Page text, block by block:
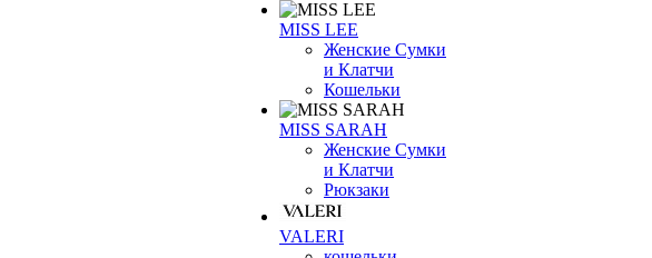
MISS LEE
Женские Сумки
и Клатчи
Кошельки
MISS SARAH
Женские Сумки
и Клатчи
Рюкзаки
VALERI